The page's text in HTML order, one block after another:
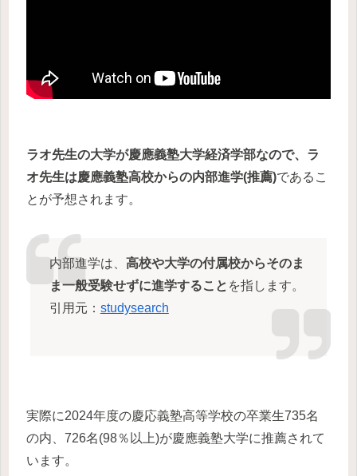
ラオ先生の大学が慶應義塾大学経済学部なので、ラ
オ先生は慶應義塾高校からの内部進学(推薦)であるこ
とが予想されます。
内部進学は、 高校や大学の付属校からそのま
ま一般受験せずに進学すること を指します。
引用元： studysearch
実際に2024年度の慶応義塾高等学校の卒業生735名
の内、726名(98％以上)が慶應義塾大学に推薦されて
います。